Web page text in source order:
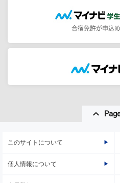
合宿免許が申込
このサイトについて
個人情報について